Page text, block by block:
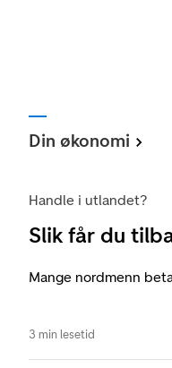
Din økonomi
Handle i utlandet?
Slik får du
Mange nordmenn
3 min lesetid